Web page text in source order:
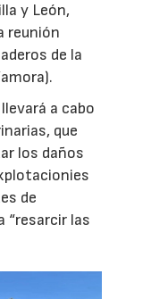
y León,
reunión
de la
a cabo
que
los daños
de
“resarcir las